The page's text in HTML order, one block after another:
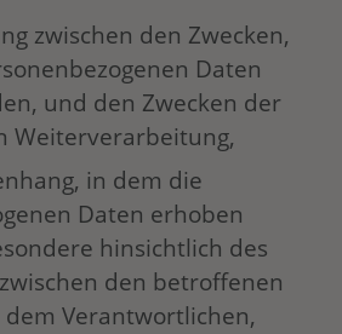
zwischen den Zwecken,
Daten
und den Zwecken der
Weiterverarbeitung,
in dem die
Daten erhoben
hinsichtlich des
den betroffenen
Verantwortlichen,